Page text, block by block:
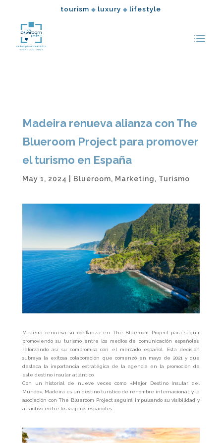
tourism ◆ luxury ◆ lifestyle
Madeira renueva alianza con The
Blueroom Project para promover
el turismo en España
May 1, 2024 Blueroom, Marketing, Turismo
Madeira renueva su confianza en The Blueroom Project para seguir
promoviendo su turismo entre los medios de comunicación españoles,
reforzando así su compromiso con el mercado español. Esta decisión
subraya la exitosa colaboración que comenzó en mayo de 2021 y que
destaca la importancia estratégica de la agencia en la promoción de
este destino insular atlántico.
Con un historial de nueve veces como «Mejor Destino Insular del
Mundo», Madeira es un destino turístico de renombre internacional, y la
asociación con The Blueroom Project seguirá impulsando su visibilidad y
atractivo entre los viajeros españoles.